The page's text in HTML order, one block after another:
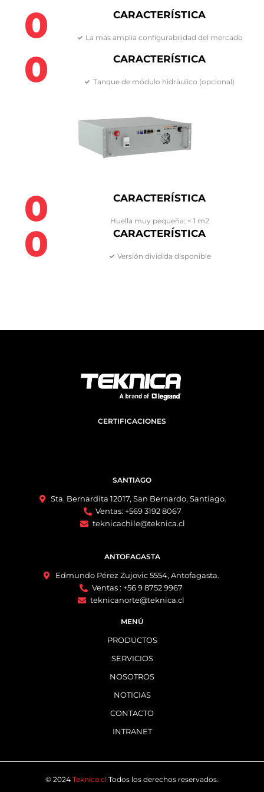
CARACTERÍSTICA
La más amplia configurabilidad del mercado
0
CARACTERÍSTICA
Tanque de módulo hidráulico (opcional)
0
0 CARACTERÍSTICA
Huella muy pequeña: < 1 m2
0 CARACTERÍSTICA
Versión dividida disponible
CERTIFICACIONES
SANTIAGO
Sta. Bernardita 12017, San Bernardo, Santiago.
Ventas: +569 3192 8067
teknicachile@teknica.cl
ANTOFAGASTA
Edmundo Pérez Zujovic 5554, Antofagasta.
Ventas : +56 9 8752 9967
teknicanorte@teknica.cl
MENÚ
PRODUCTOS
SERVICIOS
NOSOTROS
NOTICIAS
CONTACTO
INTRANET
© 2024 Teknica.cl Todos los derechos reservados.